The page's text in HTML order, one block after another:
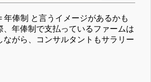
年俸制 と言うイメージがあるかも
、年俸制で支払っているファームは
ながら、コンサルタントもサラリー